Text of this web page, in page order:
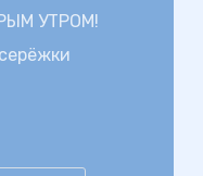
УТРОМ!